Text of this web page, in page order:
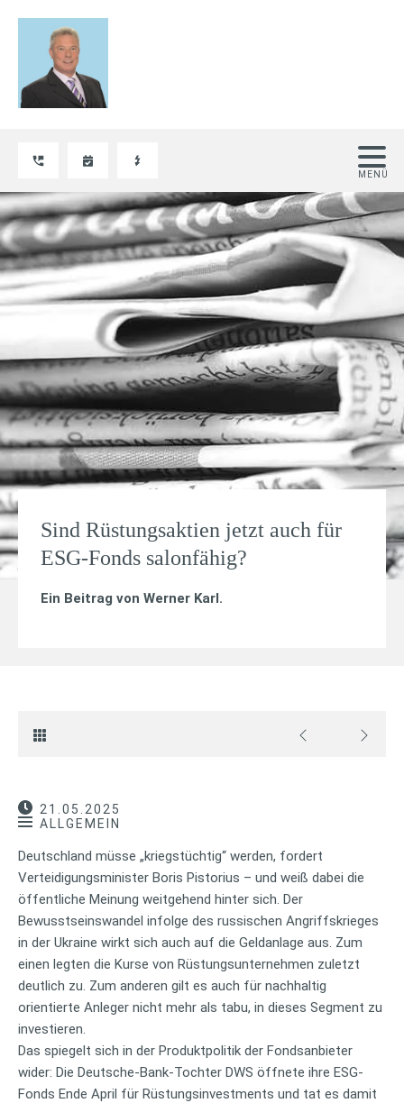
Sind Rüstungsaktien jetzt auch für
ESG-Fonds salonfähig?
Ein Beitrag von Werner Karl.
21.05.2025
ALLGEMEIN
Deutschland müsse „kriegstüchtig“ werden, fordert
Verteidigungsminister Boris Pistorius – und weiß dabei die
öffentliche Meinung weitgehend hinter sich. Der
Bewusstseinswandel infolge des russischen Angriffskrieges
in der Ukraine wirkt sich auch auf die Geldanlage aus. Zum
einen legten die Kurse von Rüstungsunternehmen zuletzt
deutlich zu. Zum anderen gilt es auch für nachhaltig
orientierte Anleger nicht mehr als tabu, in dieses Segment zu
investieren.
Das spiegelt sich in der Produktpolitik der Fondsanbieter
wider: Die Deutsche-Bank-Tochter DWS öffnete ihre ESG-
Fonds Ende April für Rüstungsinvestments und tat es damit